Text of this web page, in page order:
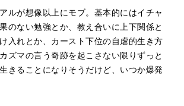
ルが想像以上にモブ。基本的にはイチャ
のない勉強とか、教え合いに上下関係と
入れとか、カースト下位の自虐的生き方
ズマの言う奇跡を起こさない限りずっと
きることになりそうだけど、いつか爆発